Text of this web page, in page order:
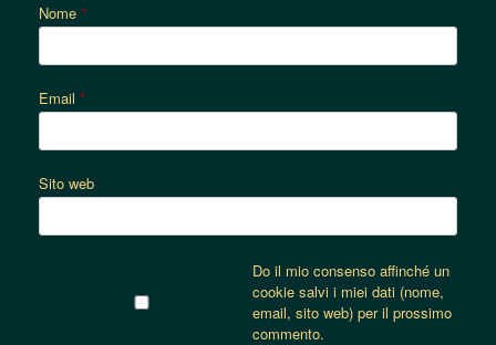
Nome *
Email *
Sito web
Do il mio consenso affinché un
cookie salvi i miei dati (nome,
email, sito web) per il prossimo
commento.